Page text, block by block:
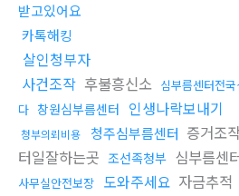
받고있어요
카톡해킹
살인청부자
사건조작 후불흥신소 심부름센터전
다 창원심부름센터 인생나락보내기
청부의뢰비용 청주심부름센터 증거조
터일잘하는곳 조선족청부 심부름센
사무실안전보장 도와주세요 자금추적